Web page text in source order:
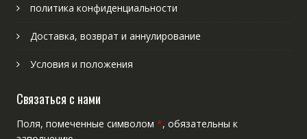
политика конфиденциальности
Доставка, возврат и аннулирование
Условия и положения
Связаться с нами
Поля, помеченные символом *, обязательны к